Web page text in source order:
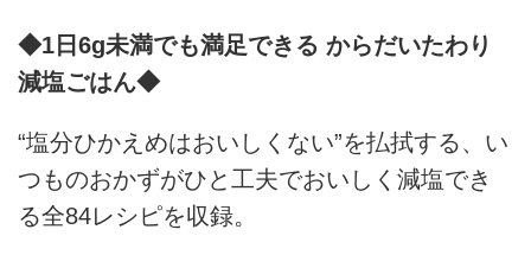
◆1日6g未満でも満足できる からだいたわり
減塩ごはん◆
“塩分ひかえめはおいしくない”を払拭する、い
つものおかずがひと工夫でおいしく減塩でき
る全84レシピを収録。